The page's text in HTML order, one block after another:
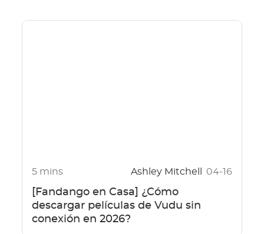
5 mins Ashley Mitchell 04-16
[Fandango en Casa] ¿Cómo
descargar películas de Vudu sin
conexión en 2026?